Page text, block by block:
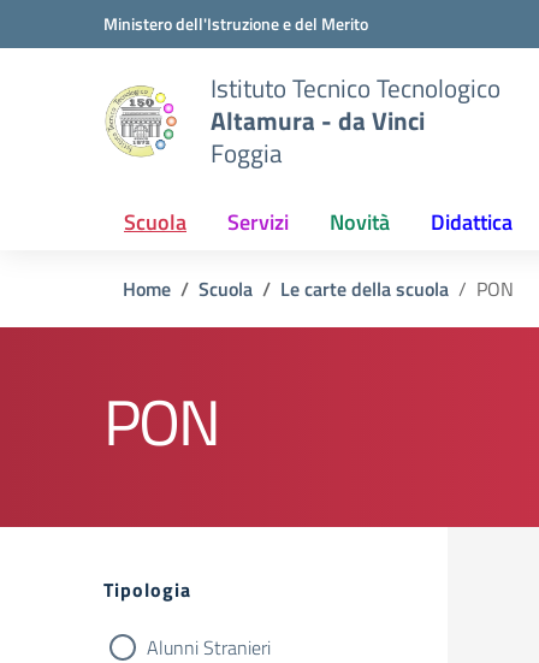
Vai ai contenuti
Vai al menu di navigazioneMinistero dell'Istruzione e del Merito
Istituto Tecnico Tecnologico
Altamura - da Vinci
Foggia
Scuola Servizi Novità Didattica
Home Scuola Le carte della scuola PON
PON
Filtri
Tipologia
Alunni Stranieri